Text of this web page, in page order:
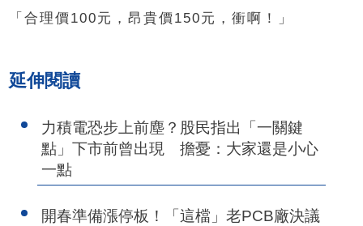
「合理價100元，昂貴價150元，衝啊！」
延伸閱讀
力積電恐步上前塵？股民指出「一關鍵
點」下市前曾出現 擔憂：大家還是小心
一點
開春準備漲停板！「這檔」老PCB廠決議